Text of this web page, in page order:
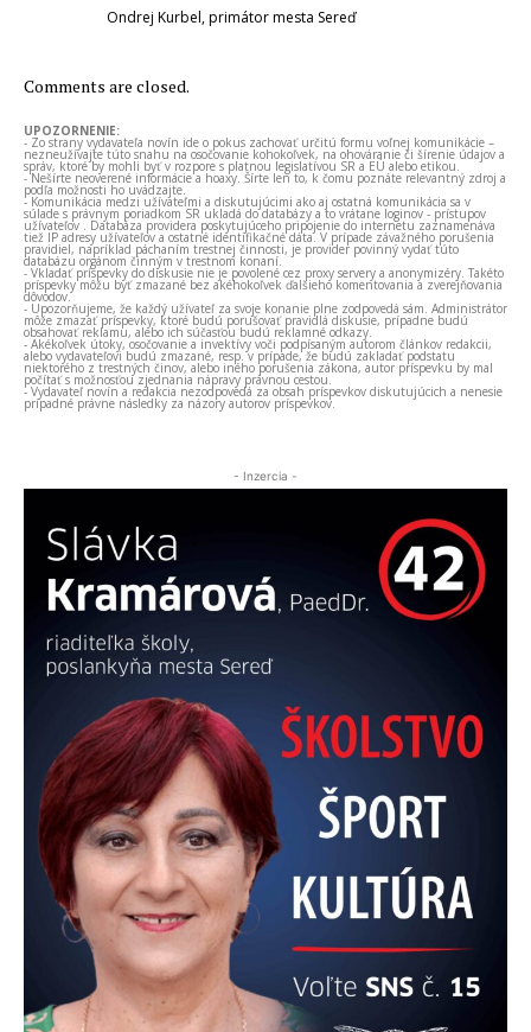
Ondrej Kurbel, primátor mesta Sereď
Comments are closed.
UPOZORNENIE:
- Zo strany vydavateľa novín ide o pokus zachovať určitú formu voľnej komunikácie –
nezneužívajte túto snahu na osočovanie kohokoľvek, na ohováranie či šírenie údajov a
správ, ktoré by mohli byť v rozpore s platnou legislatívou SR a EÚ alebo etikou.
- Nešírte neoverené informácie a hoaxy. Šírte len to, k čomu poznáte relevantný zdroj a
podľa možnosti ho uvádzajte.
- Komunikácia medzi užívateľmi a diskutujúcimi ako aj ostatná komunikácia sa v
súlade s právnym poriadkom SR ukladá do databázy a to vrátane loginov - prístupov
užívateľov . Databáza providera poskytujúceho pripojenie do internetu zaznamenáva
tiež IP adresy užívateľov a ostatné identifikačné dáta. V prípade závažného porušenia
pravidiel, napríklad páchaním trestnej činnosti, je provider povinný vydať túto
databázu orgánom činným v trestnom konaní.
- Vkladať príspevky do diskusie nie je povolené cez proxy servery a anonymizéry. Takéto
príspevky môžu byť zmazané bez akéhokoľvek ďalšieho komentovania a zverejňovania
dôvodov.
- Upozorňujeme, že každý užívateľ za svoje konanie plne zodpovedá sám. Administrátor
môže zmazať príspevky, ktoré budú porušovať pravidlá diskusie, prípadne budú
obsahovať reklamu, alebo ich súčasťou budú reklamné odkazy.
- Akékoľvek útoky, osočovanie a invektívy voči podpísaným autorom článkov redakcii,
alebo vydavateľovi budú zmazané, resp. v prípade, že budú zakladať podstatu
niektorého z trestných činov, alebo iného porušenia zákona, autor príspevku by mal
počítať s možnosťou zjednania nápravy právnou cestou.
- Vydavateľ novín a redakcia nezodpovedá za obsah príspevkov diskutujúcich a nenesie
prípadné právne následky za názory autorov príspevkov.
- Inzercia -